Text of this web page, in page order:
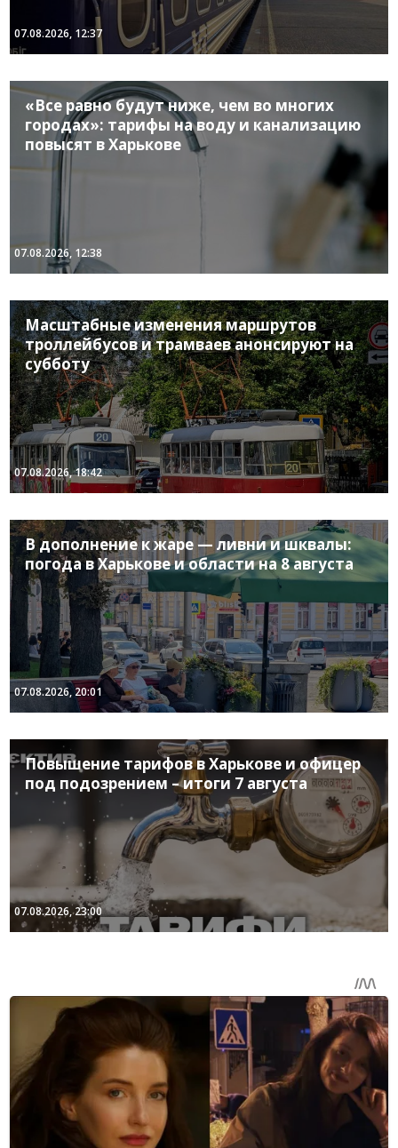
07.08.2026, 12:37
«Все равно будут ниже, чем во многих
городах»: тарифы на воду и канализацию
повысят в Харькове
07.08.2026, 12:38
Масштабные изменения маршрутов
троллейбусов и трамваев анонсируют на
субботу
07.08.2026, 18:42
В дополнение к жаре — ливни и шквалы:
погода в Харькове и области на 8 августа
07.08.2026, 20:01
Повышение тарифов в Харькове и офицер
под подозрением – итоги 7 августа
07.08.2026, 23:00